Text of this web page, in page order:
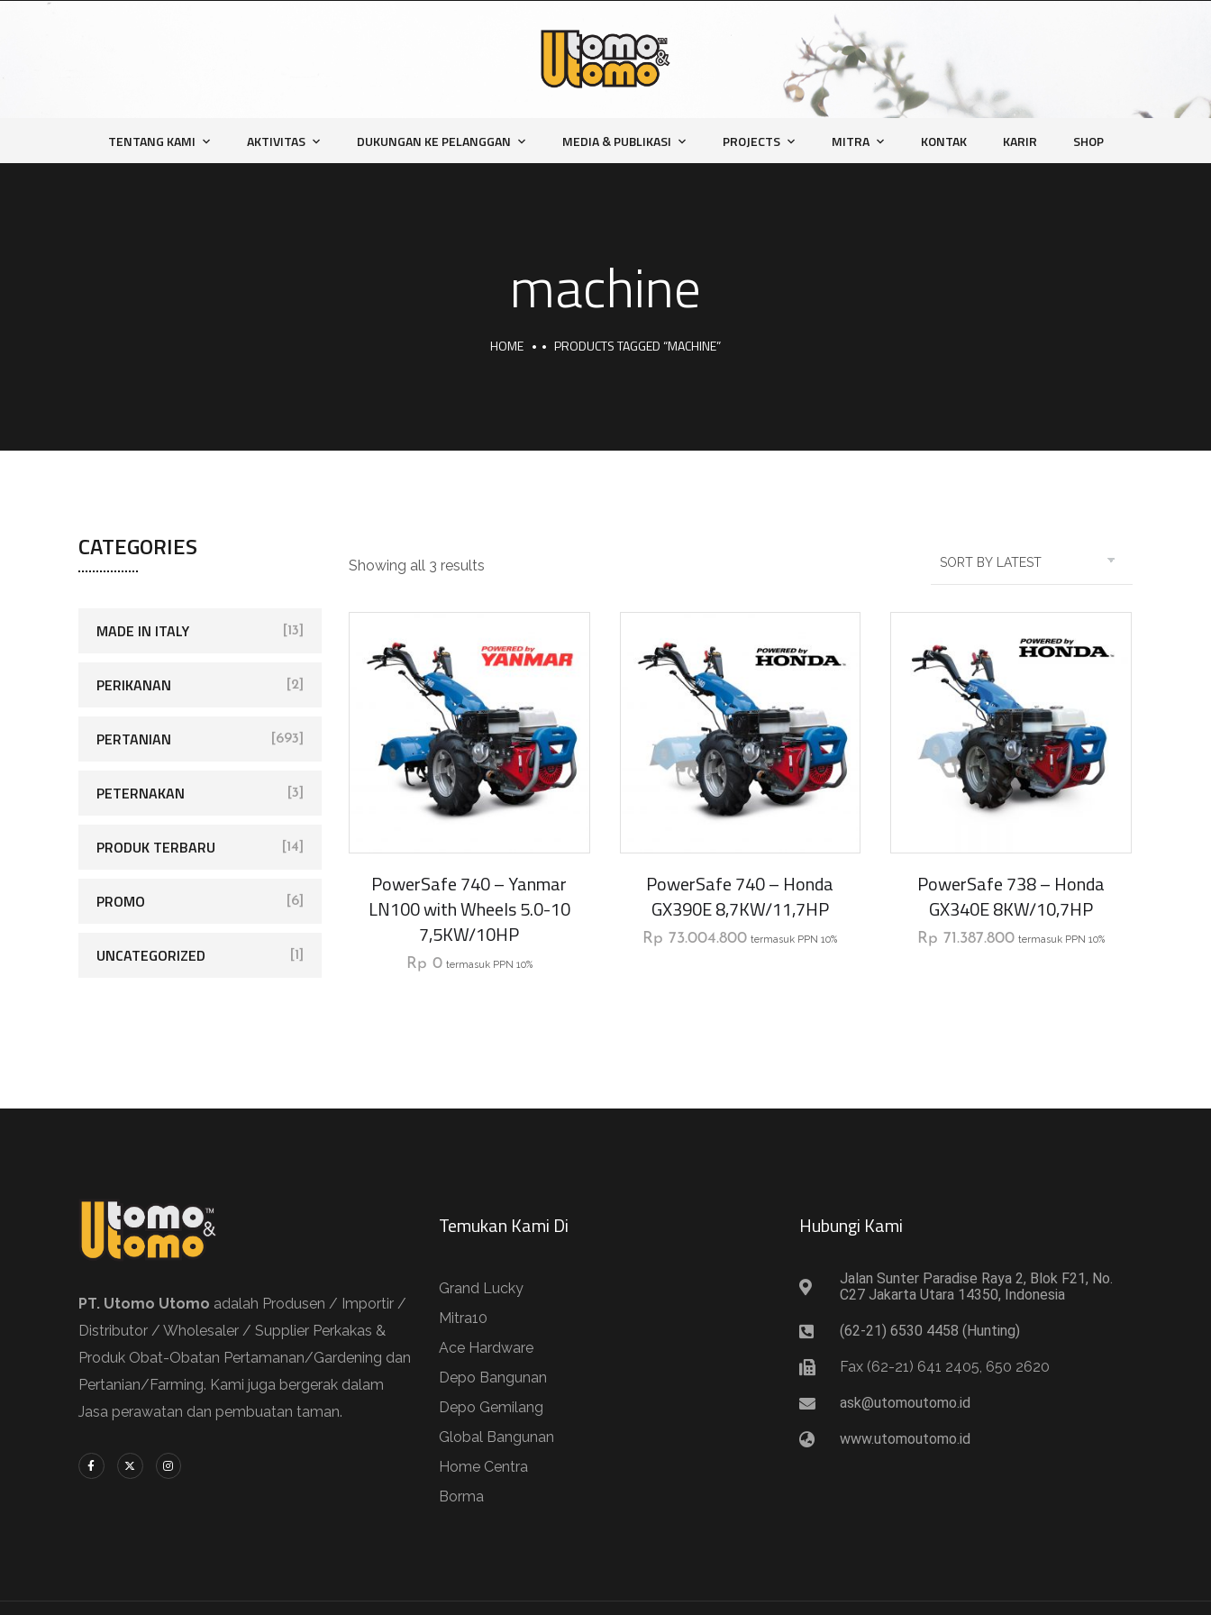
TENTANG KAMI AKTIVITAS DUKUNGAN KE PELANGGAN MEDIA & PUBLIKASI PROJECTS MITRA KONTAK KARIR SHOP
machine
HOME PRODUCTS TAGGED “MACHINE”
Showing all 3 results
PowerSafe 740 – Yanmar
LN100 with Wheels 5.0-10
7,5KW/10HP
Rp 0 termasuk PPN 10%
PowerSafe 740 – Honda
GX390E 8,7KW/11,7HP
Rp 73.004.800 termasuk PPN 10%
PowerSafe 738 – Honda
GX340E 8KW/10,7HP
Rp 71.387.800 termasuk PPN 10%
CATEGORIES
MADE IN ITALY [13]
PERIKANAN [2]
PERTANIAN [693]
PETERNAKAN [3]
PRODUK TERBARU [14]
PROMO [6]
UNCATEGORIZED [1]
PT. Utomo Utomo adalah Produsen / Importir /
Distributor / Wholesaler / Supplier Perkakas &
Produk Obat-Obatan Pertamanan/Gardening dan
Pertanian/Farming. Kami juga bergerak dalam
Jasa perawatan dan pembuatan taman.
Temukan Kami Di
Grand Lucky
Mitra10
Ace Hardware
Depo Bangunan
Depo Gemilang
Global Bangunan
Home Centra
Borma
Hubungi Kami​
Jalan Sunter Paradise Raya 2, Blok F21, No.
C27 Jakarta Utara 14350, Indonesia
(62-21) 6530 4458 (Hunting)
Fax (62-21) 641 2405, 650 2620
ask@utomoutomo.id
www.utomoutomo.id